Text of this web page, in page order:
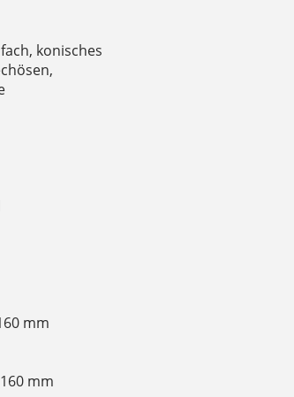
konisches
mm
mm